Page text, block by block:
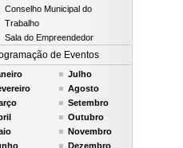
Conselho Municipal do
Trabalho
Sala do Empreendedor
de Eventos
Julho
Agosto
Setembro
Outubro
Novembro
Dezembro